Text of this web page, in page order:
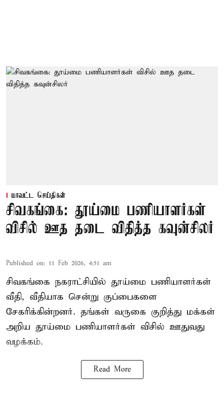
மாவட்ட செய்திகள்
சிவகங்கை: தூய்மை பணியாளர்கள்
விசில் ஊத தடை விதித்த கவுன்சிலர்
Published on: 11 Feb 2026, 4:51 am
சிவகங்கை நகராட்சியில் தூய்மை பணியாளர்கள்
வீதி, வீதியாக சென்று குப்பைகளை
சேகரிக்கின்றனர். தங்கள் வருகை குறித்து மக்கள்
அறிய தூய்மை பணியாளர்கள் விசில் ஊதுவது
வழக்கம்.
Read More